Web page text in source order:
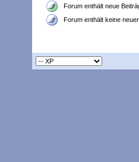
Forum enthält neue
Forum enthält keine